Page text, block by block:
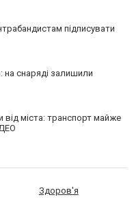
підписувати
на снаряді залишили
від міста: транспорт майже
Здоров'я